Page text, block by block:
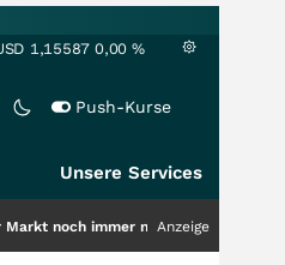
1,15587 0,00 %
Push-Kurse
Unsere Services
nur die Hälfte der Story?
Anzeige